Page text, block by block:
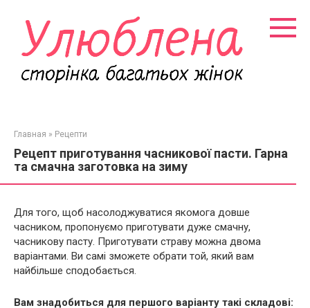
контенту
Главная » Рецепти
Рецепт приготування часникової пасти. Гарна
та смачна заготовка на зиму
Для того, щоб насолоджуватися якомога довше
часником, пропонуємо приготувати дуже смачну,
часникову пасту. Приготувати страву можна двома
варіантами. Ви самі зможете обрати той, який вам
найбільше сподобається.
Вам знадобиться для першого варіанту такі складові: